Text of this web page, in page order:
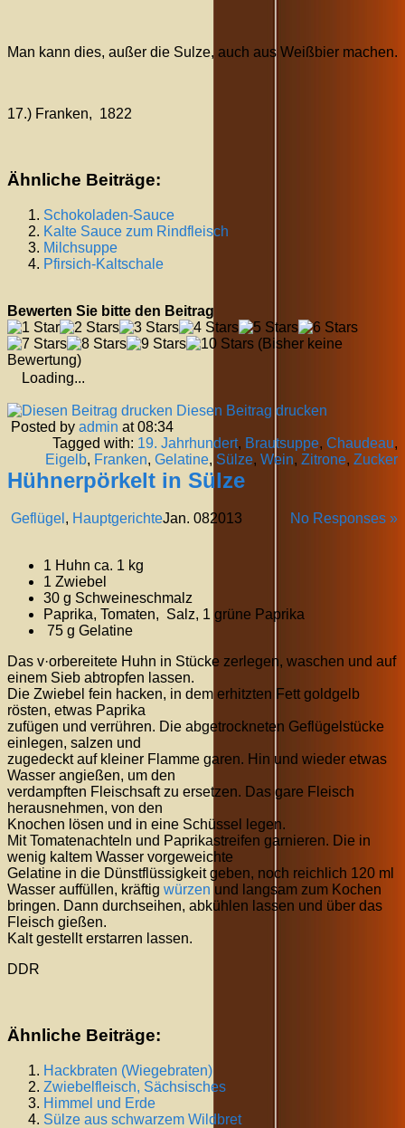
Man kann dies, außer die Sulze, auch aus Weißbier machen.
17.) Franken, 1822
Ähnliche Beiträge:
Schokoladen-Sauce
Kalte Sauce zum Rindfleisch
Milchsuppe
Pfirsich-Kaltschale
Bewerten Sie bitte den Beitrag
(Bisher keine
Bewertung)
Loading...
Diesen Beitrag drucken
Posted by admin at 08:34
Tagged with: 19. Jahrhundert, Brautsuppe, Chaudeau,
Eigelb, Franken, Gelatine, Sülze, Wein, Zitrone, Zucker
Hühnerpörkelt in Sülze
Geflügel , Hauptgerichte No Responses »
Jan. 082013
1 Huhn ca. 1 kg
1 Zwiebel
30 g Schweineschmalz
Paprika, Tomaten, Salz, 1 grüne Paprika
75 g Gelatine
Das v·orbereitete Huhn in Stücke zerlegen, waschen und auf
einem Sieb abtropfen lassen.
Die Zwiebel fein hacken, in dem erhitzten Fett goldgelb
rösten, etwas Paprika
zufügen und verrühren. Die abgetrockneten Geflügelstücke
einlegen, salzen und
zugedeckt auf kleiner Flamme garen. Hin und wieder etwas
Wasser angießen, um den
verdampften Fleischsaft zu ersetzen. Das gare Fleisch
herausnehmen, von den
Knochen lösen und in eine Schüssel legen.
Mit Tomatenachteln und Paprikastreifen garnieren. Die in
wenig kaltem Wasser vorgeweichte
Gelatine in die Dünstflüssigkeit geben, noch reichlich 120 ml
Wasser auffüllen, kräftig würzen und langsam zum Kochen
bringen. Dann durchseihen, abkühlen lassen und über das
Fleisch gießen.
Kalt gestellt erstarren lassen.
DDR
Ähnliche Beiträge:
Hackbraten (Wiegebraten)
Zwiebelfleisch, Sächsisches
Himmel und Erde
Sülze aus schwarzem Wildbret